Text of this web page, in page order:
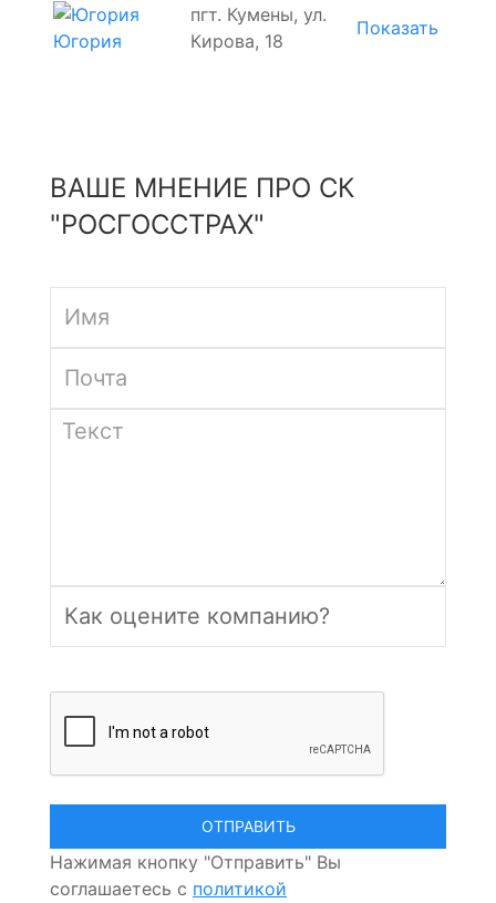
Югория
пгт. Кумены, ул.
Кирова, 18
Показать
ВАШЕ МНЕНИЕ ПРО СК
"РОСГОССТРАХ"
Нажимая кнопку "Отправить" Вы
соглашаетесь с политикой